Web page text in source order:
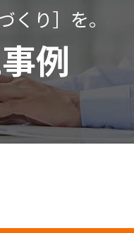
くり］を。
例